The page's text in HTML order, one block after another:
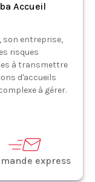
Accueil
son entreprise,
risques
à transmettre
d'accueils
à gérer.
express